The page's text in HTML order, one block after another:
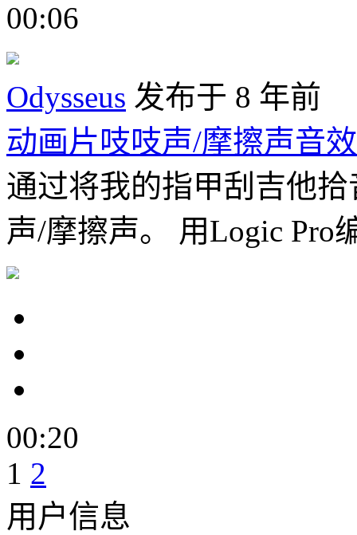
00:06
Odysseus 发布于 8 年前
动画片吱吱声/摩擦声音效
通过将我的指甲刮吉他
声/摩擦声。 用Logic Pro
00:20
1 2
用户信息